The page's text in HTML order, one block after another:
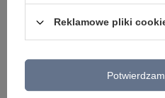
Reklamowe pliki